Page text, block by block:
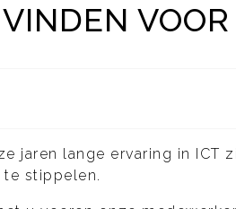
jaren lange ervaring in ICT
stippelen.